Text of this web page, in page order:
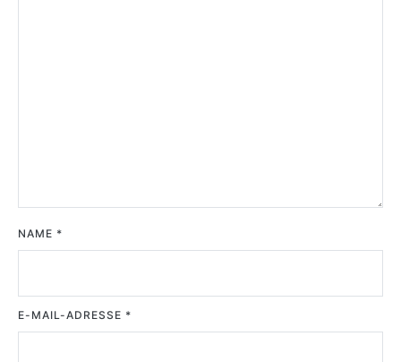
NAME *
E-MAIL-ADRESSE *